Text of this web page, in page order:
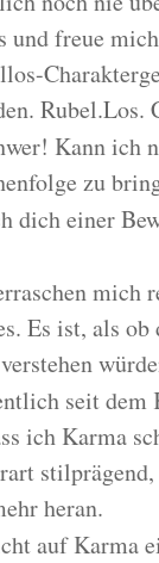
freue
Rubel.Los.
Kann ich
zu
dich einer
mich
Es ist, als
seit dem
ich Karma
heran.
auf Karma